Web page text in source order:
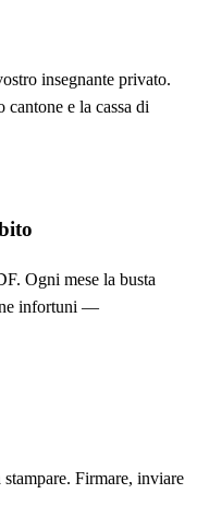
insegnante privato.
e la cassa di
Ogni mese la busta
infortuni —
Firmare, inviare